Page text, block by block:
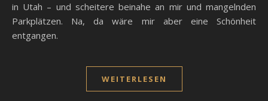
in Utah – und scheitere beinahe an mir und mangelnden
Parkplätzen. Na, da wäre mir aber eine Schönheit
entgangen.
WEITERLESEN